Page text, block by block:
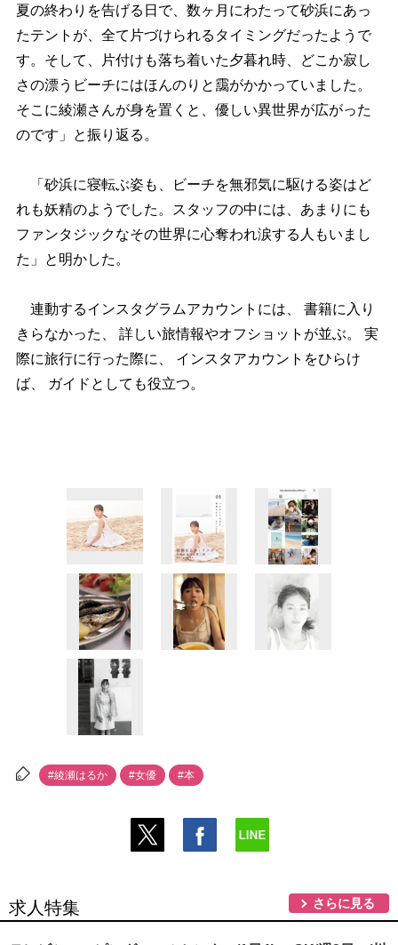
夏の終わりを告げる日で、数ヶ月にわたって砂浜にあっ
たテントが、全て片づけられるタイミングだったようで
す。そして、片付けも落ち着いた夕暮れ時、どこか寂し
さの漂うビーチにはほんのりと靄がかかっていました。
そこに綾瀬さんが身を置くと、優しい異世界が広がった
のです」と振り返る。
「砂浜に寝転ぶ姿も、ビーチを無邪気に駆ける姿はど
れも妖精のようでした。スタッフの中には、あまりにも
ファンタジックなその世界に心奪われ涙する人もいまし
た」と明かした。
連動するインスタグラムアカウントには、 書籍に入り
きらなかった、 詳しい旅情報やオフショットが並ぶ。 実
際に旅行に行った際に、 インスタアカウントをひらけ
ば、 ガイドとしても役立つ。
#綾瀬はるか #女優 #本
求人特集 さらに見る